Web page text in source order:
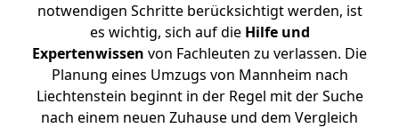
notwendigen Schritte berücksichtigt werden, ist
es wichtig, sich auf die Hilfe und
Expertenwissen von Fachleuten zu verlassen. Die
Planung eines Umzugs von Mannheim nach
Liechtenstein beginnt in der Regel mit der Suche
nach einem neuen Zuhause und dem Vergleich